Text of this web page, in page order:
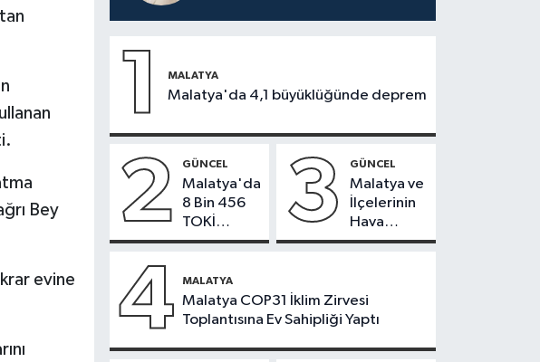
Bey
evine
1 MALATYA
Malatya'da 4,1 büyüklüğünde deprem
2 GÜNCEL
Malatya'da
8 Bin 456
TOKİ
Konutunun
Bugün
Çekiliyor
3 GÜNCEL
Malatya ve
İlçelerinin
Hava
Durumu -
2026
4 MALATYA
Malatya COP31 İklim Zirvesi
Toplantısına Ev Sahipliği Yaptı